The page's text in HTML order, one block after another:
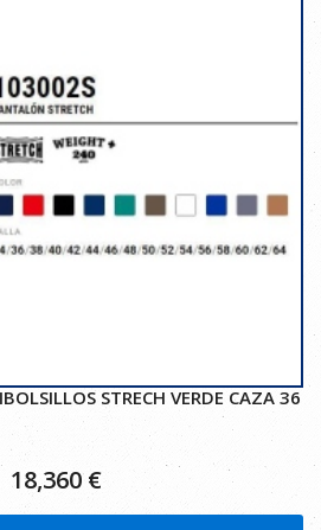
STRECH VERDE CAZA 36
18,360€